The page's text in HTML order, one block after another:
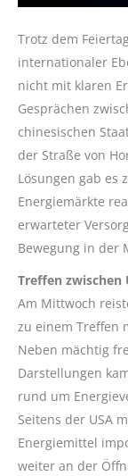
Trotz dem
internationaler
nicht mit klaren
Gesprächen
chinesischen
der Straße von
Lösungen gab es
Energiemärkte
erwarteter
Bewegung in der
Treffen zwischen
Am Mittwoch
zu einem Treffen
Neben mächtig
Darstellungen
rund um
Seitens der USA
Energiemittel
weiter an der